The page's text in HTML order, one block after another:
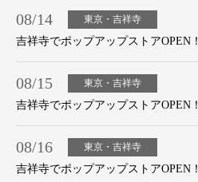
08/14 東京・吉祥寺
吉祥寺でポップアップストアOPEN！
08/15 東京・吉祥寺
吉祥寺でポップアップストアOPEN！
08/16 東京・吉祥寺
吉祥寺でポップアップストアOPEN！